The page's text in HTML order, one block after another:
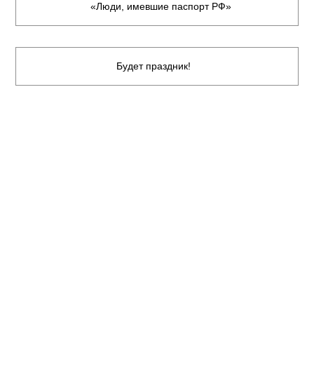
«Люди, имевшие паспорт РФ»
Будет праздник!